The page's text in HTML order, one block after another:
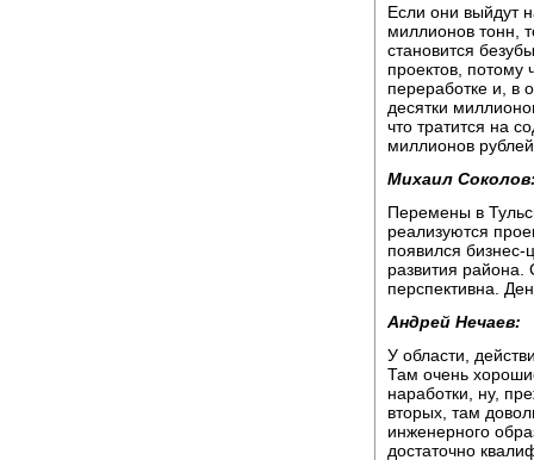
Если они выйдут
миллионов тонн,
становится
проектов, потому
переработке и, в
десятки
что тратится на
миллионов
Михаил
Перемены в
реализуются
появился бизнес-
развития района.
перспективна.
Андрей Нечаев:
У области,
Там очень
наработки, ну,
вторых, там
инженерного
достаточно